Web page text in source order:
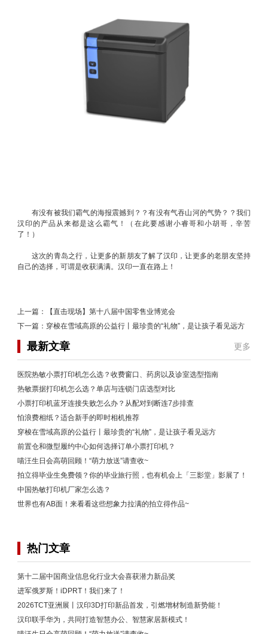
有没有被我们霸气的海报震撼到？？有没有气吞山河的气势？？我们
汉印的产品从来都是这么霸气！（在此要感谢小睿哥和小胡哥，辛苦
了！）
这次的青岛之行，让更多的新朋友了解了汉印，让更多的老朋友坚持
自己的选择，可谓是收获满满。汉印一直在路上！
上一篇：
【直击现场】第十八届中国零售业博览会
下一篇： 穿梭在雪域高原的公益行丨最珍贵的“礼物”，是让孩子看见远方
最新文章 更多
医院热敏小票打印机怎么选？收费窗口、药房以及诊室选型指南
热敏票据打印机怎么选？单店与连锁门店选型对比
小票打印机蓝牙连接失败怎么办？从配对到断连7步排查
怕浪费相纸？适合新手的即时相机推荐
穿梭在雪域高原的公益行丨最珍贵的“礼物”，是让孩子看见远方
前置仓和微型履约中心如何选择订单小票打印机？
喵汪生日会高萌回顾！“萌力放送”请查收~
拍立得毕业生免费领？你的毕业旅行照，也有机会上「三影堂」影展了！
中国热敏打印机厂家怎么选？
世界也有AB面！来看看这些想象力拉满的拍立得作品~
热门文章
第十二届中国商业信息化行业大会喜获潜力新品奖
进军俄罗斯！iDPRT！我们来了！
2026TCT亚洲展丨汉印3D打印新品首发，引燃增材制造新势能！
汉印联手华为，共同打造智慧办公、智慧家居新模式！